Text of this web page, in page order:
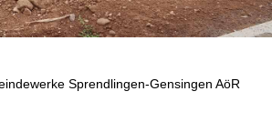
Sprendlingen-Gensingen AöR